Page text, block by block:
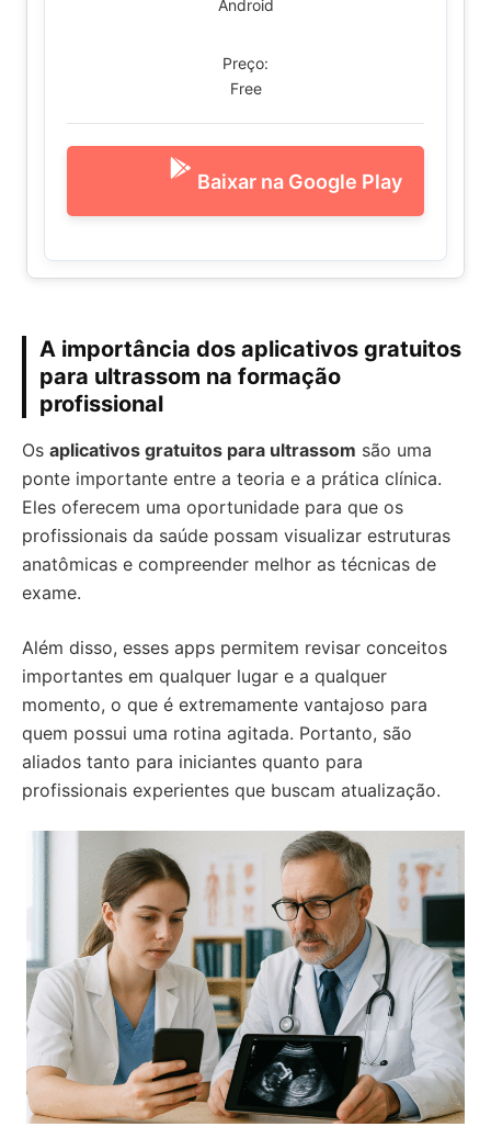
Android
Preço:
Free
Baixar na Google Play
A importância dos aplicativos gratuitos
para ultrassom na formação
profissional
Os aplicativos gratuitos para ultrassom são uma
ponte importante entre a teoria e a prática clínica.
Eles oferecem uma oportunidade para que os
profissionais da saúde possam visualizar estruturas
anatômicas e compreender melhor as técnicas de
exame.
Além disso, esses apps permitem revisar conceitos
importantes em qualquer lugar e a qualquer
momento, o que é extremamente vantajoso para
quem possui uma rotina agitada. Portanto, são
aliados tanto para iniciantes quanto para
profissionais experientes que buscam atualização.